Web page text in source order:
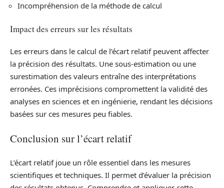
Incompréhension de la méthode de calcul
Impact des erreurs sur les résultats
Les erreurs dans le calcul de l’écart relatif peuvent affecter
la précision des résultats. Une sous-estimation ou une
surestimation des valeurs entraîne des interprétations
erronées. Ces imprécisions compromettent la validité des
analyses en sciences et en ingénierie, rendant les décisions
basées sur ces mesures peu fiables.
Conclusion sur l’écart relatif
L’écart relatif joue un rôle essentiel dans les mesures
scientifiques et techniques. Il permet d’évaluer la précision